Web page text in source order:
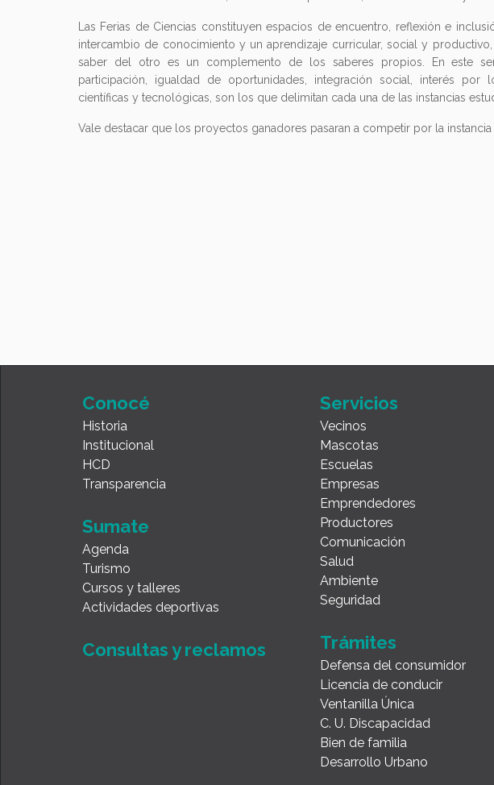
Las Ferias de Ciencias constituyen espacios de encuentro, reflexión e
intercambio de conocimiento y un aprendizaje curricular, social y
saber del otro es un complemento de los saberes propios. En este
participación, igualdad de oportunidades, integración social, interés por
científicas y tecnológicas, son los que delimitan cada una de las instancias
Vale destacar que los proyectos ganadores pasaran a competir por la instancia
Conocé
Historia
Institucional
HCD
Transparencia
Sumate
Agenda
Turismo
Cursos y talleres
Actividades deportivas
Consultas y reclamos
Servicios
Vecinos
Mascotas
Escuelas
Empresas
Emprendedores
Productores
Comunicación
Salud
Ambiente
Seguridad
Trámites
Defensa del consumidor
Licencia de conducir
Ventanilla Única
C. U. Discapacidad
Bien de familia
Desarrollo Urbano